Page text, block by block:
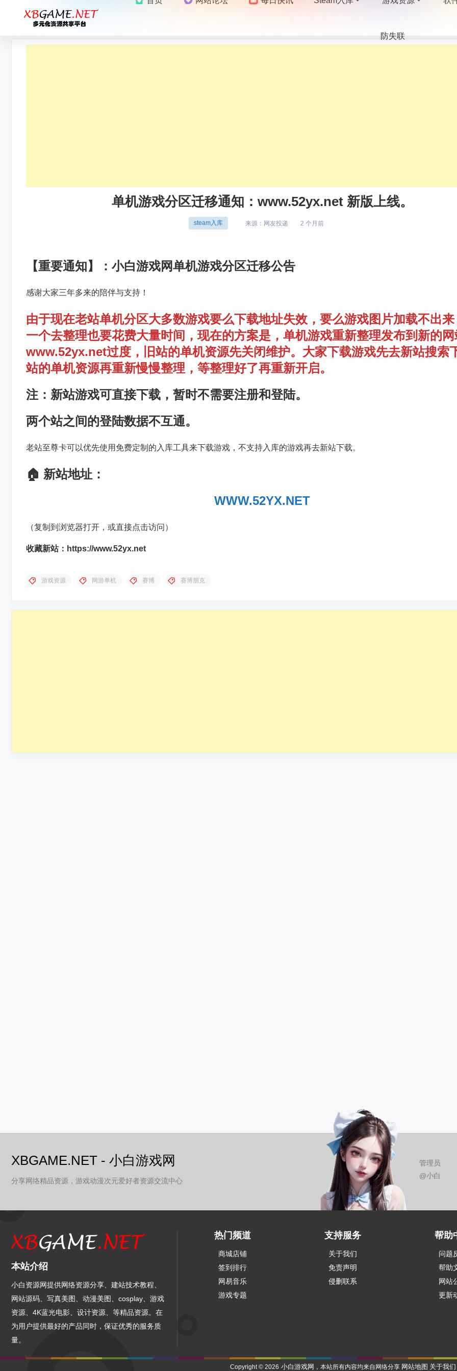
防失联
单机游戏分区迁移通知：www.52yx.net 新版上线。
steam入库 来源： 网友投递 2 个月前
【重要通知】：小白游戏网单机游戏分区迁移公告
感谢大家三年多来的陪伴与支持！
由于现在老站单机分区大多数游戏要么下载地址失效，要么游戏图片加载不出
一个去整理也要花费大量时间，现在的方案是，单机游戏重新整理发布到新的
www.52yx.net过度，旧站的单机资源先关闭维护。大家下载游戏先去新站搜索
站的单机资源再重新慢慢整理，等整理好了再重新开启。
注：新站游戏可直接下载，暂时不需要注册和登陆。
两个站之间的登陆数据不互通。
老站至尊卡可以优先使用免费定制的入库工具来下载游戏，不支持入库的游戏再去新站下载。
🏠 新站地址：
WWW.52YX.NET
（复制到浏览器打开，或直接点击访问）
收藏新站：https://www.52yx.net
游戏资源 网游单机 赛博 赛博朋克
XBGAME.NET - 小白游戏网
分享网络精品资源，游戏动漫次元爱好者资源交流中心
管理员
@小白
本站介绍
小白资源网提供网络资源分享、建站技术教程、
网站源码、写真美图、动漫美图、cosplay、游戏
资源、4K蓝光电影、设计资源、等精品资源。在
为用户提供最好的产品同时，保证优秀的服务质
量。
热门频道
商城店铺
签到排行
网易音乐
游戏专题
支持服务
关于我们
免责声明
侵删联系
帮助
问题
帮助
网站
更新
Copyright © 2026 小白游戏网 ，本站所有内容均来自网络分享 网站地图 关于我们